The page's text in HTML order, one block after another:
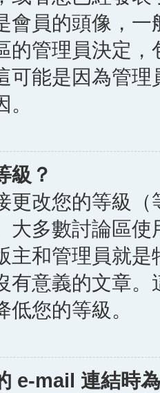
會員的頭像，
的管理員決定
可能是因為管
級？
更改您的等級
大多數討論區
主和管理員就
有意義的文章
您的等級。
e-mail 連結時